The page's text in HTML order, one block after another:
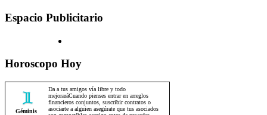
Espacio Publicitario
Horoscopo Hoy